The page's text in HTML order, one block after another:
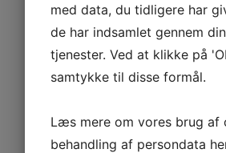
du sender. Se vores
Comments
med data, du tidligere har
de har indsamlet gennem
tjenester. Ved at klikke på
samtykke til disse formål.
Læs mere om vores brug af
behandling af persondata